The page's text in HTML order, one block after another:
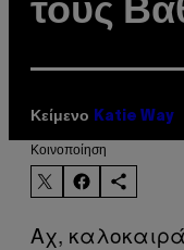
τους
Κείμενο Katie Way
Kοινοποίηση
Αχ,